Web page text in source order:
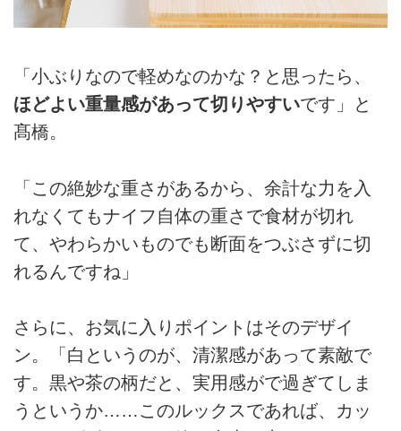
「小ぶりなので軽めなのかな？と思ったら、
ほどよい重量感があって切りやすいです」と
髙橋。
「この絶妙な重さがあるから、余計な力を入
れなくてもナイフ自体の重さで食材が切れ
て、やわらかいものでも断面をつぶさずに切
れるんですね」
さらに、お気に入りポイントはそのデザイ
ン。「白というのが、清潔感があって素敵で
す。黒や茶の柄だと、実用感がで過ぎてしま
うというか……このルックスであれば、カッ